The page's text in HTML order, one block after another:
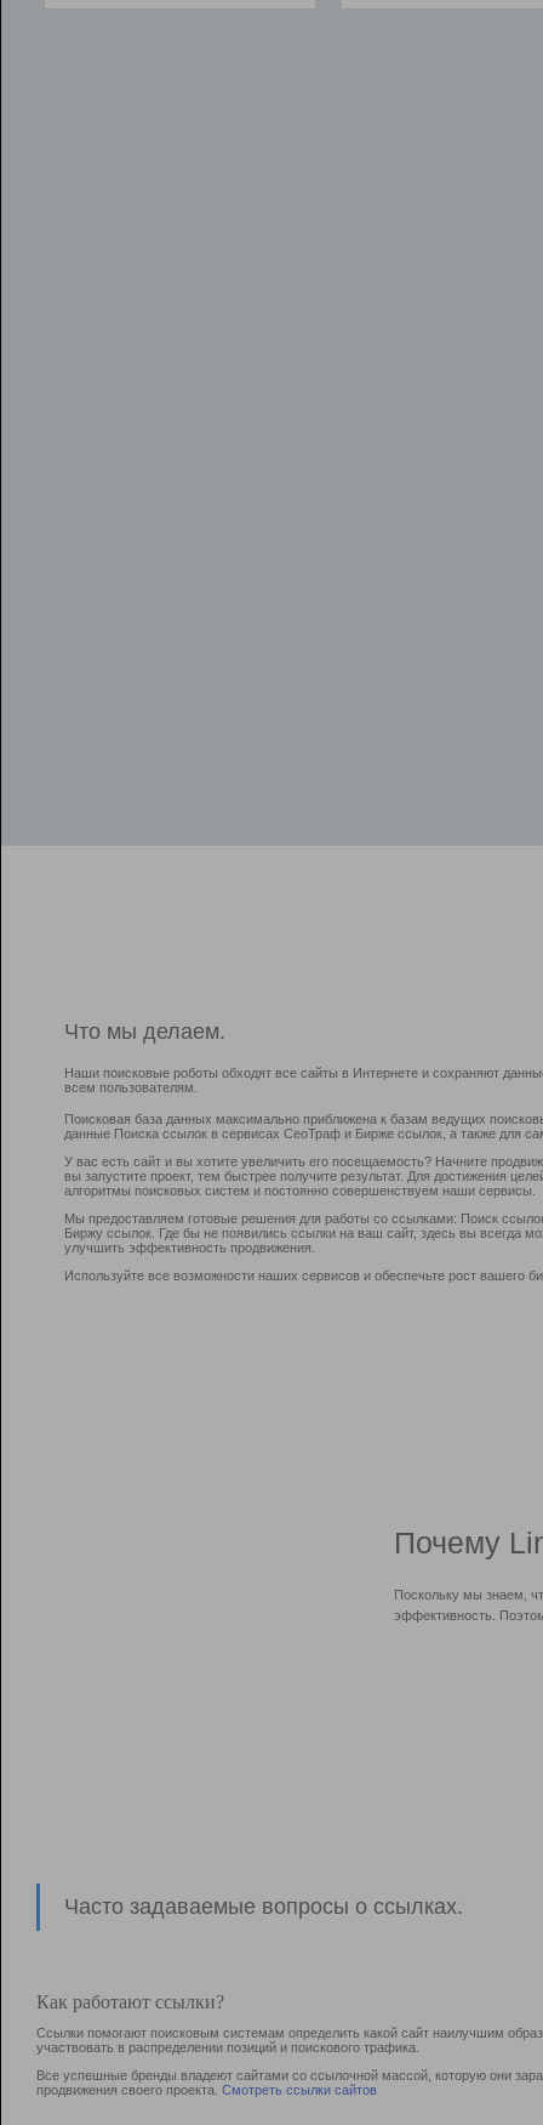
Что мы делаем.
Наши поисковые роботы обходят все сайты в Интернете и сохраняют
всем пользователям.
Поисковая база данных максимально приближена к базам ведущих
данные Поиска ссылок в сервисах СеоТраф и Бирже ссылок, а также для
У вас есть сайт и вы хотите увеличить его посещаемость? Начните
вы запустите проект, тем быстрее получите результат. Для достижения
алгоритмы поисковых систем и постоянно совершенствуем наши сервисы.
Мы предоставляем готовые решения для работы со ссылками: Поиск
Биржу ссылок. Где бы не появились ссылки на ваш сайт, здесь вы всегда
улучшить эффективность продвижения.
Используйте все возможности наших сервисов и обеспечьте рост вашего
Почему
Поскольку мы знаем,
эффективность.
Часто задаваемые вопросы о ссылках.
Как работают ссылки?
Ссылки помогают поисковым системам определить какой сайт наилучшим
участвовать в раcпределении позиций и поискового трафика.
Все успешные бренды владеют сайтами со ссылочной массой, которую они
продвижения своего проекта. Смотреть ссылки сайтов